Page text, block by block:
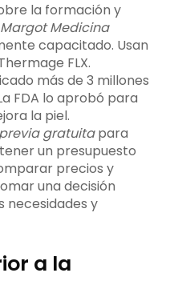
la formación y
Margot Medicina
capacitado. Usan
FLX.
más de 3 millones
FDA lo aprobó para
la piel.
gratuitapara
un presupuesto
precios y
una decisión
necesidades y
a la